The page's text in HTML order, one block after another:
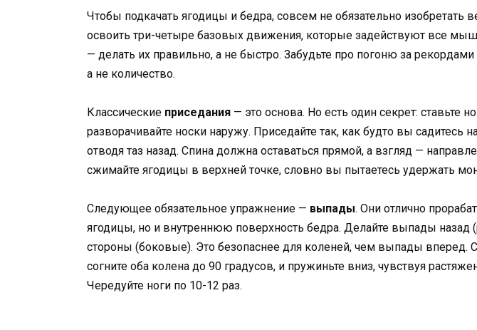
Чтобы подкачать ягодицы и бедра, совсем не обязательно изобретать
освоить три-четыре базовых движения, которые задействуют все
— делать их правильно, а не быстро. Забудьте про погоню за
а не количество.
Классические приседания — это основа. Но есть один секрет: ставьте
разворачивайте носки наружу. Приседайте так, как будто вы садитесь
отводя таз назад. Спина должна оставаться прямой, а взгляд —
сжимайте ягодицы в верхней точке, словно вы пытаетесь удержать
Следующее обязательное упражнение — выпады. Они отлично
ягодицы, но и внутреннюю поверхность бедра. Делайте выпады назад
стороны (боковые). Это безопаснее для коленей, чем выпады вперед.
согните оба колена до 90 градусов, и пружиньте вниз, чувствуя
Чередуйте ноги по 10-12 раз.